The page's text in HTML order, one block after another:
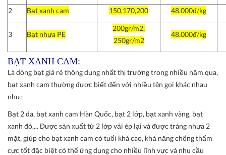
2 Bạt xanh cam 150,170,200 48.000đ/kg
3 Bạt nhựa PE
200gr/m2,
250gr/m2
48.000đ/kg
BẠT XANH CAM:
Là dòng bạt giá rẻ thông dụng nhất thị trường trong nhiều năm qua,
bạt xanh cam thường được biết đến với nhiều tên gọi khác nhau
như:
Bạt 2 da, bạt xanh cam Hàn Quốc, bạt 2 lớp, bạt xanh vàng, bạt
xanh đỏ,... Được sản xuất từ 2 lớp vải ép lại và được tráng nhựa 2
mặt, giúp cho bạt xanh cam có tuổi khá cao, khả năng chống thấm
cực tốt đặc biệt có thể ứng dụng cho nhiều lĩnh vực và nhu cầu